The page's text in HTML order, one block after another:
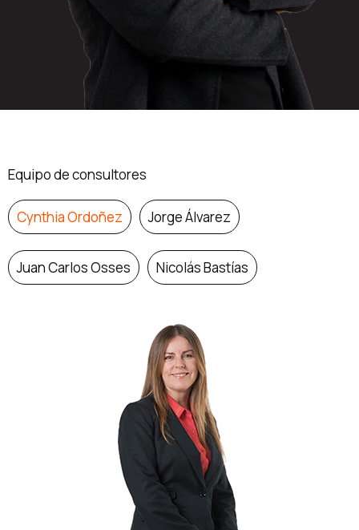
Equipo de consultores
Cynthia Ordoñez Jorge Álvarez
Juan Carlos Osses Nicolás Bastías